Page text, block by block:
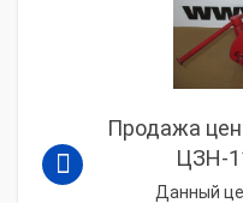
Продажа
ЦЗН-
Данный